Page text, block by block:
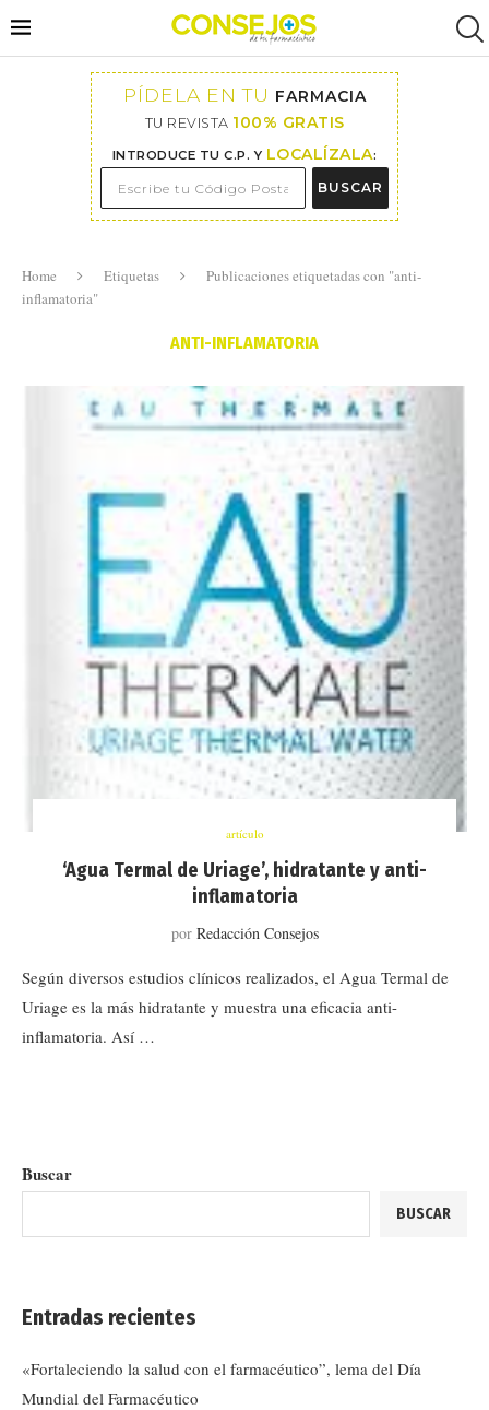
PÍDELA EN TU FARMACIA
TU REVISTA 100% GRATIS
INTRODUCE TU C.P. Y LOCALÍZALA:
BUSCAR
Home Etiquetas
Publicaciones etiquetadas con "anti-
inflamatoria"
ANTI-INFLAMATORIA
artículo
‘Agua Termal de Uriage’, hidratante y anti-
inflamatoria
por Redacción Consejos
Según diversos estudios clínicos realizados, el Agua Termal de
Uriage es la más hidratante y muestra una eficacia anti-
inflamatoria. Así …
Buscar
BUSCAR
Entradas recientes
«Fortaleciendo la salud con el farmacéutico”, lema del Día
Mundial del Farmacéutico